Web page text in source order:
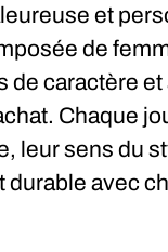
et
de
de caractère
Chaque
leur sens du
avec